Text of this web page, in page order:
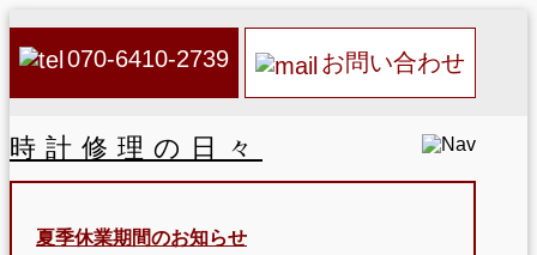
070-6410-2739 お問い合わせ
時計修理の日々
夏季休業期間のお知らせ